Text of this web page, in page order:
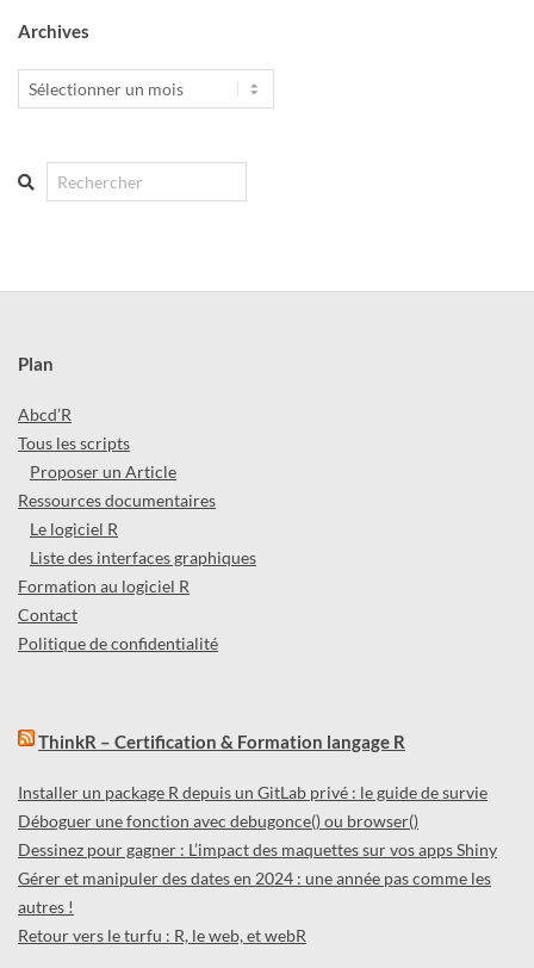
Archives
Archives
Search
Plan
Abcd’R
Tous les scripts
Proposer un Article
Ressources documentaires
Le logiciel R
Liste des interfaces graphiques
Formation au logiciel R
Contact
Politique de confidentialité
ThinkR – Certification & Formation langage R
Installer un package R depuis un GitLab privé : le guide de survie
Déboguer une fonction avec debugonce() ou browser()
Dessinez pour gagner : L’impact des maquettes sur vos apps Shiny
Gérer et manipuler des dates en 2024 : une année pas comme les
autres !
Retour vers le turfu : R, le web, et webR